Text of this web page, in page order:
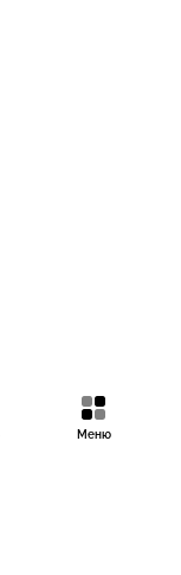
Меню